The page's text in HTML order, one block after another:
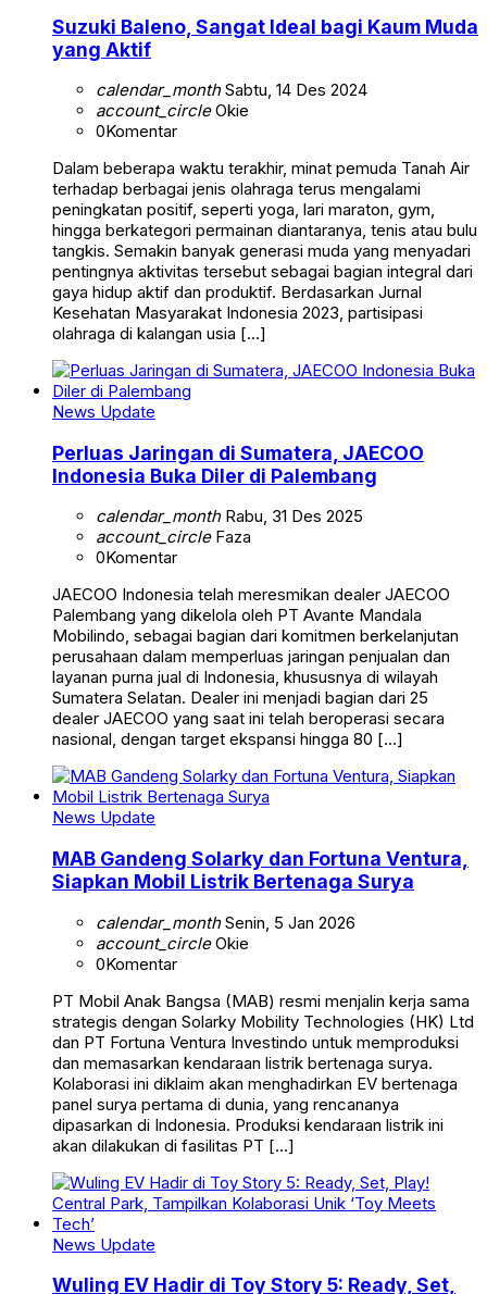
Suzuki Baleno, Sangat Ideal bagi Kaum Muda
yang Aktif
calendar_monthSabtu, 14 Des 2024
account_circleOkie
0Komentar
Dalam beberapa waktu terakhir, minat pemuda Tanah Air
terhadap berbagai jenis olahraga terus mengalami
peningkatan positif, seperti yoga, lari maraton, gym,
hingga berkategori permainan diantaranya, tenis atau bulu
tangkis. Semakin banyak generasi muda yang menyadari
pentingnya aktivitas tersebut sebagai bagian integral dari
gaya hidup aktif dan produktif. Berdasarkan Jurnal
Kesehatan Masyarakat Indonesia 2023, partisipasi
olahraga di kalangan usia […]
News Update
Perluas Jaringan di Sumatera, JAECOO
Indonesia Buka Diler di Palembang
calendar_monthRabu, 31 Des 2025
account_circleFaza
0Komentar
JAECOO Indonesia telah meresmikan dealer JAECOO
Palembang yang dikelola oleh PT Avante Mandala
Mobilindo, sebagai bagian dari komitmen berkelanjutan
perusahaan dalam memperluas jaringan penjualan dan
layanan purna jual di Indonesia, khususnya di wilayah
Sumatera Selatan. Dealer ini menjadi bagian dari 25
dealer JAECOO yang saat ini telah beroperasi secara
nasional, dengan target ekspansi hingga 80 […]
News Update
MAB Gandeng Solarky dan Fortuna Ventura,
Siapkan Mobil Listrik Bertenaga Surya
calendar_monthSenin, 5 Jan 2026
account_circleOkie
0Komentar
PT Mobil Anak Bangsa (MAB) resmi menjalin kerja sama
strategis dengan Solarky Mobility Technologies (HK) Ltd
dan PT Fortuna Ventura Investindo untuk memproduksi
dan memasarkan kendaraan listrik bertenaga surya.
Kolaborasi ini diklaim akan menghadirkan EV bertenaga
panel surya pertama di dunia, yang rencananya
dipasarkan di Indonesia. Produksi kendaraan listrik ini
akan dilakukan di fasilitas PT […]
News Update
Wuling EV Hadir di Toy Story 5: Ready, Set,